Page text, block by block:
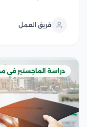
استعدادك الكامل،
فريق العمل
دراسة الماجستير في